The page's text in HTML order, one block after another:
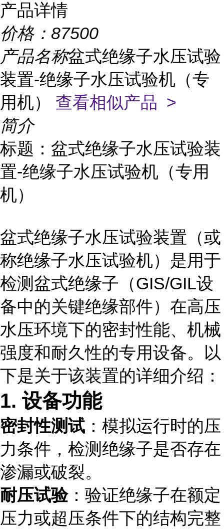
产品详情
价格： 87500
产品名称盆式绝缘子水压试验
装置-绝缘子水压试验机（专
用机） 查看相似产品 >
简介
标题：盆式绝缘子水压试验装
置-绝缘子水压试验机（专用
机）
盆式绝缘子水压试验装置（或
称绝缘子水压试验机）是用于
检测盆式绝缘子（GIS/GIL设
备中的关键绝缘部件）在高压
水压环境下的密封性能、机械
强度和耐久性的专用设备。以
下是关于该装置的详细介绍：
1. 设备功能
密封性测试 ：模拟运行时的压
力条件，检测绝缘子是否存在
渗漏或破裂。
耐压试验：验证绝缘子在额定
压力或超压条件下的结构完整